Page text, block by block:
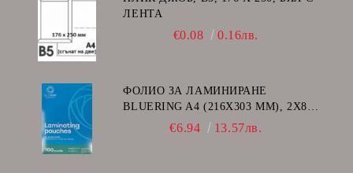
ЛЕНТА
€0.08 0.16лв.
ФОЛИО ЗА ЛАМИНИРАНЕ
BLUERING A4 (216X303 MM), 2X80
МИКРОНА 100 БР.
€6.94 13.57лв.